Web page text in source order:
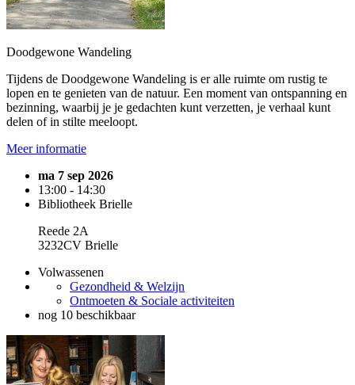
Doodgewone Wandeling
Tijdens de Doodgewone Wandeling is er alle ruimte om rustig te
lopen en te genieten van de natuur. Een moment van ontspanning en
bezinning, waarbij je je gedachten kunt verzetten, je verhaal kunt
delen of in stilte meeloopt.
Meer informatie
ma 7 sep 2026
13:00 - 14:30
Bibliotheek Brielle
Reede 2A
3232CV Brielle
Volwassenen
Gezondheid & Welzijn
Ontmoeten & Sociale activiteiten
nog 10 beschikbaar